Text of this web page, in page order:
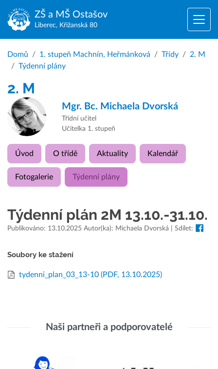
ZŠ a MŠ Ostašov
Liberec, Křižanská 80
Domů 1. stupeň Machnín, Heřmánková Třídy
2. M
Týdenní plány
2. M
Mgr. Bc. Michaela Dvorská
Třídní učitel
Učitelka 1. stupeň
Úvod O třídě Aktuality Kalendář
Fotogalerie Týdenní plány
Týdenní plán 2M 13.10.-31.10.
Publikováno: 13.10.2025 Autor(ka): Michaela Dvorská | Sdílet:
Soubory ke stažení
tydenni_plan_03_13-10 (PDF, 13.10.2025)
Naši partneři a podporovatelé